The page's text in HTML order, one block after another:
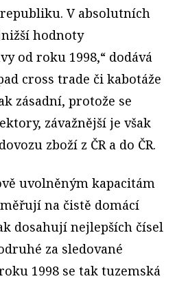
V absolutních
hodnoty
od roku 1998,“ dodává
cross trade či kabotáže
zásadní, protože se
závažnější je však
zboží z ČR a do ČR.
uvolněným kapacitám
na čistě domácí
dosahují nejlepších čísel
za sledované
1998 se tak tuzemská